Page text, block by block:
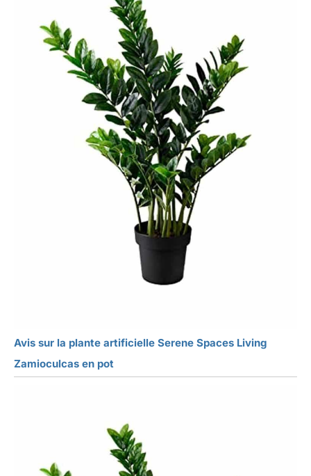
Avis sur la plante artificielle Serene Spaces Living
Zamioculcas en pot